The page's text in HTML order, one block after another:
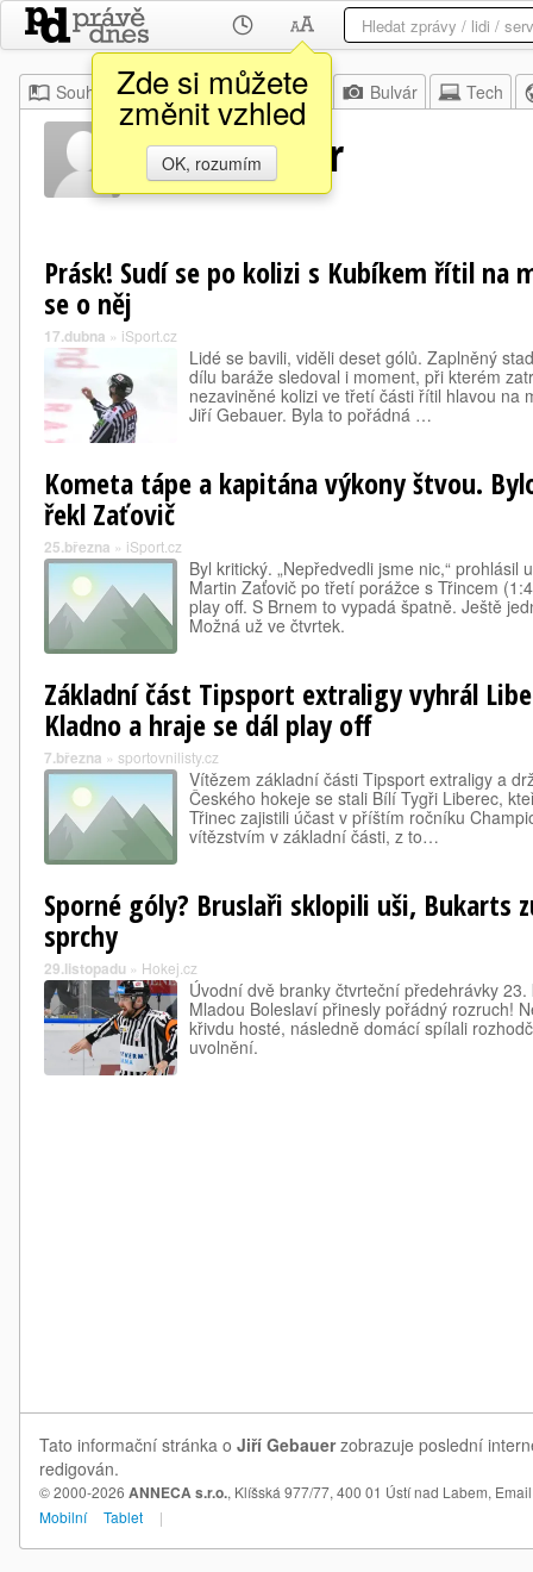
Zde si můžete
změnit vzhled
OK, rozumím
Souhrn Moje Z domova Bulvár Tech
Jiří Gebauer
Prásk! Sudí se po kolizi s Kubíkem řítil na
se o něj
17.dubna » iSport.cz
Lidé se bavili, viděli deset gólů. Zaplněný
dílu baráže sledoval i moment, při kterém
nezaviněné kolizi ve třetí části řítil hlavou na
Jiří Gebauer. Byla to pořádná …
Kometa tápe a kapitána výkony štvou.
řekl Zaťovič
25.března » iSport.cz
Byl kritický. „Nepředvedli jsme nic,“ prohlásil
Martin Zaťovič po třetí porážce s Třincem
play off. S Brnem to vypadá špatně. Ještě
Možná už ve čtvrtek.
Základní část Tipsport extraligy vyhrál
Kladno a hraje se dál play off
7.března » sportovnilisty.cz
Vítězem základní části Tipsport extraligy a
Českého hokeje se stali Bílí Tygři Liberec,
Třinec zajistili účast v příštím ročníku
vítězstvím v základní části, z to…
Sporné góly? Bruslaři sklopili uši, Bukarts
sprchy
29.listopadu » Hokej.cz
Úvodní dvě branky čtvrteční předehrávky
Mladou Boleslaví přinesly pořádný rozruch!
křivdu hosté, následně domácí spílali
uvolnění.
Tato informační stránka o Jiří Gebauerzobrazuje poslední
redigován.
© 2000-2026 ANNECA s.r.o., Klíšská 977/77, 400 01 Ústí nad Labem,
Mobilní
Tablet |